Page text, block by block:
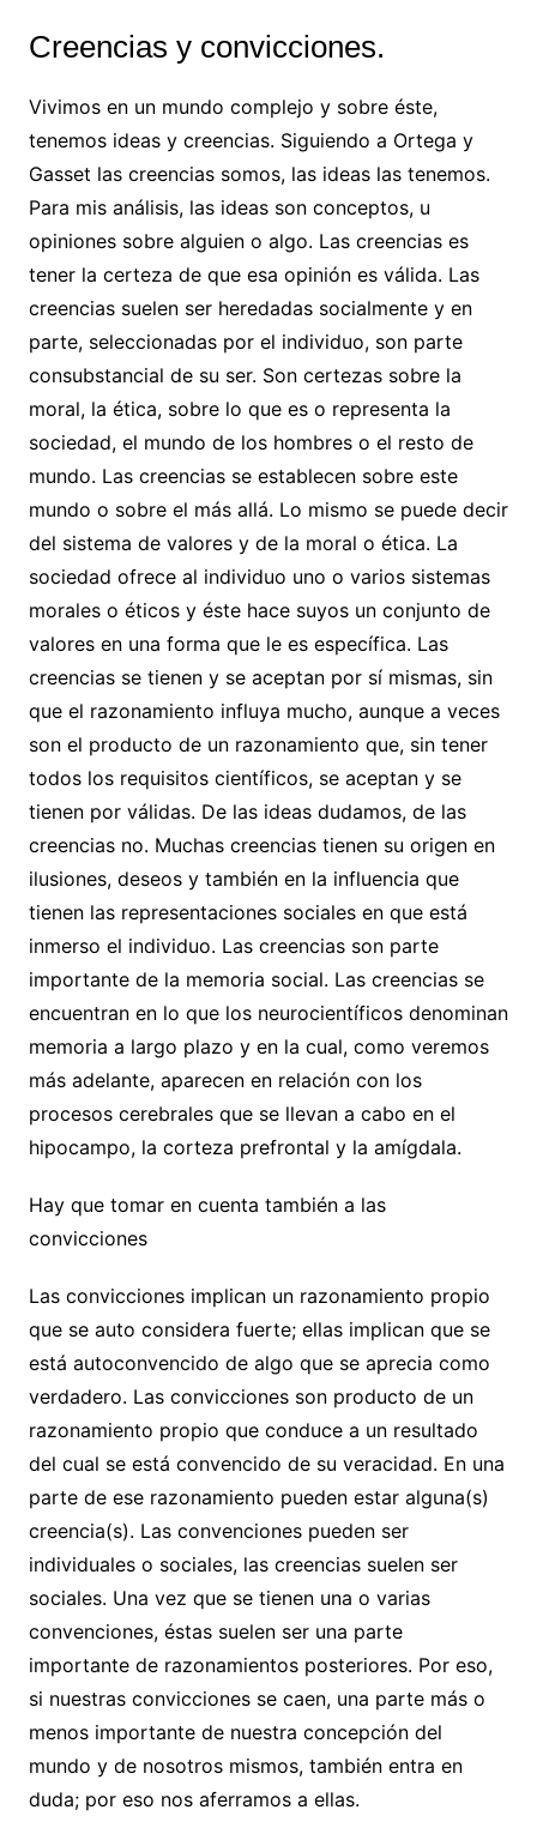
Creencias y convicciones.
Vivimos en un mundo complejo y sobre éste,
tenemos ideas y creencias. Siguiendo a Ortega y
Gasset las creencias somos, las ideas las tenemos.
Para mis análisis, las ideas son conceptos, u
opiniones sobre alguien o algo. Las creencias es
tener la certeza de que esa opinión es válida. Las
creencias suelen ser heredadas socialmente y en
parte, seleccionadas por el individuo, son parte
consubstancial de su ser. Son certezas sobre la
moral, la ética, sobre lo que es o representa la
sociedad, el mundo de los hombres o el resto de
mundo. Las creencias se establecen sobre este
mundo o sobre el más allá. Lo mismo se puede decir
del sistema de valores y de la moral o ética. La
sociedad ofrece al individuo uno o varios sistemas
morales o éticos y éste hace suyos un conjunto de
valores en una forma que le es específica. Las
creencias se tienen y se aceptan por sí mismas, sin
que el razonamiento influya mucho, aunque a veces
son el producto de un razonamiento que, sin tener
todos los requisitos científicos, se aceptan y se
tienen por válidas. De las ideas dudamos, de las
creencias no. Muchas creencias tienen su origen en
ilusiones, deseos y también en la influencia que
tienen las representaciones sociales en que está
inmerso el individuo. Las creencias son parte
importante de la memoria social. Las creencias se
encuentran en lo que los neurocientíficos denominan
memoria a largo plazo y en la cual, como veremos
más adelante, aparecen en relación con los
procesos cerebrales que se llevan a cabo en el
hipocampo, la corteza prefrontal y la amígdala.
Hay que tomar en cuenta también a las
convicciones
Las convicciones implican un razonamiento propio
que se auto considera fuerte; ellas implican que se
está autoconvencido de algo que se aprecia como
verdadero. Las convicciones son producto de un
razonamiento propio que conduce a un resultado
del cual se está convencido de su veracidad. En una
parte de ese razonamiento pueden estar alguna(s)
creencia(s). Las convenciones pueden ser
individuales o sociales, las creencias suelen ser
sociales. Una vez que se tienen una o varias
convenciones, éstas suelen ser una parte
importante de razonamientos posteriores. Por eso,
si nuestras convicciones se caen, una parte más o
menos importante de nuestra concepción del
mundo y de nosotros mismos, también entra en
duda; por eso nos aferramos a ellas.